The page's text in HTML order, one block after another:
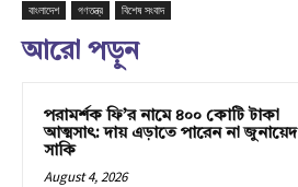
বাংলাদেশ গণতন্ত্র বিশেষ সংবাদ
আরো পড়ুন
পরামর্শক ফি’র নামে ৪০০ কোটি টাকা
আত্মসাৎ: দায় এড়াতে পারেন না জুনায়েদ
সাকি
August 4, 2026